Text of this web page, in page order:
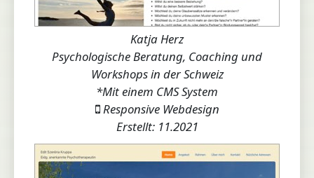
Katja Herz
Psychologische Beratung, Coaching und
Workshops in der Schweiz
*Mit einem CMS System
Responsive Webdesign
Erstellt: 11.2021